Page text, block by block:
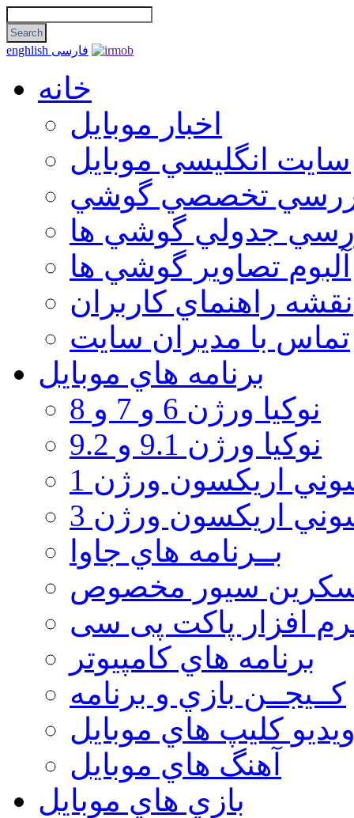
enghlish فارسی
خانه
اخبار موبایل
سايت انگليسي موبايل
تخصصي گوشي
جدولي گوشي ها
آلبوم تصاوير گوشي ها
نقشه راهنماي كاربران
تماس با مديران سايت
برنامه هاي موبايل
نوکیا ورژن 6 و 7 و 8
نوکیا ورژن 9.1 و 9.2
اريكسون ورژن 1
اريكسون ورژن 3
بــرنامه هاي جاوا
سيور مخصوص
افزار پاکت پی سی
برنامه هاي كامپيوتر
كــيجــن بازي و برنامه
كليپ هاي موبايل
آهنگ هاي موبايل
بازي هاي موبايل